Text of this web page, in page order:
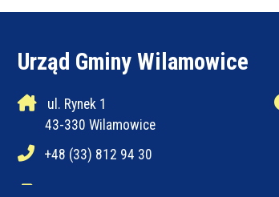
Urząd Gminy Wilamowice
ul. Rynek 1
43-330 Wilamowice
+48 (33) 812 94 30